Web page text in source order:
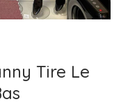
Tire Le